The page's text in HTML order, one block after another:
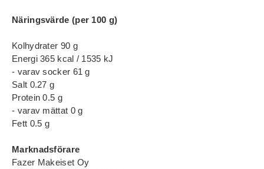
Näringsvärde (per 100 g)
Kolhydrater 90 g
Energi 365 kcal / 1535 kJ
- varav socker 61 g
Salt 0.27 g
Protein 0.5 g
- varav mättat 0 g
Fett 0.5 g
Marknadsförare
Fazer Makeiset Oy